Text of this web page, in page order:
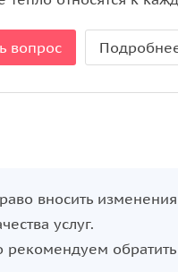
вопрос
вносить
услуг.
рекомендуем